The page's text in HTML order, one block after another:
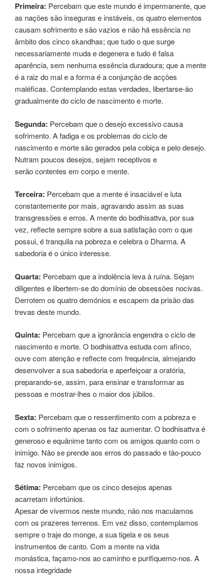
Primeira: Percebam que este mundo é impermanente, que
as nações são inseguras e instáveis, os quatro elementos
causam sofrimento e são vazios e não há essência no
âmbito dos cinco skandhas; que tudo o que surge
necessariamente muda e degenera e tudo é falsa
aparência, sem nenhuma essência duradoura; que a mente
é a raiz do mal e a forma é a conjunção de acções
maléficas. Contemplando estas verdades, libertarse-ão
gradualmente do ciclo de nascimento e morte.
Segunda: Percebam que o desejo excessivo causa
sofrimento. A fadiga e os problemas do ciclo de
nascimento e morte são gerados pela cobiça e pelo desejo.
Nutram poucos desejos, sejam receptivos e
serão contentes em corpo e mente.
Terceira: Percebam que a mente é insaciável e luta
constantemente por mais, agravando assim as suas
transgressões e erros. A mente do bodhisattva, por sua
vez, reflecte sempre sobre a sua satisfação com o que
possui, é tranquila na pobreza e celebra o Dharma. A
sabedoria é o único interesse.
Quarta: Percebam que a indolência leva à ruína. Sejam
diligentes e libertem-se do domínio de obsessões nocivas.
Derrotem os quatro demónios e escapem da prisão das
trevas deste mundo.
Quinta: Percebam que a ignorância engendra o ciclo de
nascimento e morte. O bodhisattva estuda com afinco,
ouve com atenção e reflecte com frequência, almejando
desenvolver a sua sabedoria e aperfeiçoar a oratória,
preparando-se, assim, para ensinar e transformar as
pessoas e mostrar-lhes o maior dos júbilos.
Sexta: Percebam que o ressentimento com a pobreza e
com o sofrimento apenas os faz aumentar. O bodhisattva é
generoso e equânime tanto com os amigos quanto com o
inimigo. Não se prende aos erros do passado e tão-pouco
faz novos inimigos.
Sétima: Percebam que os cinco desejos apenas
acarretam infortúnios.
Apesar de vivermos neste mundo, não nos maculamos
com os prazeres terrenos. Em vez disso, contemplamos
sempre o traje do monge, a sua tigela e os seus
instrumentos de canto. Com a mente na vida
monástica, façamo-nos ao caminho e purifiquemo-nos. A
nossa integridade